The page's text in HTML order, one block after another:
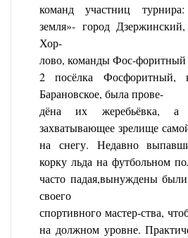
команд участниц
земля»- город
Хор-
лово, команды Фос-
2 посёлка Фосфоритный,
Барановское, была прове-
дёна их жеребьёвка, а
захватывающее зрелище
на снегу. Недавно
корку льда на футбольном
часто падая,вынуждены были
своего
спортивного мастер-ства,
на должном уровне.